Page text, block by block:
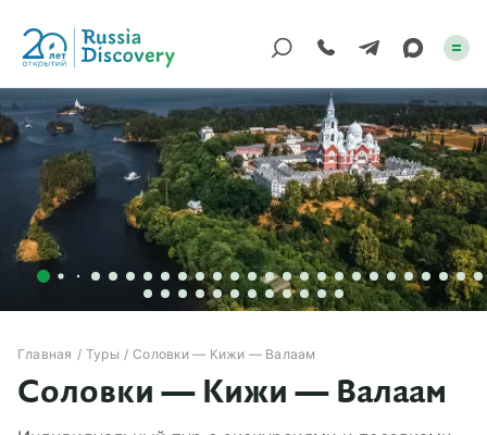
Каталог туров
По России
Регионы
По миру
Круизы
Индивидуальные
Главная Туры Соловки — Кижи — Валаам
Соловки — Кижи — Валаам